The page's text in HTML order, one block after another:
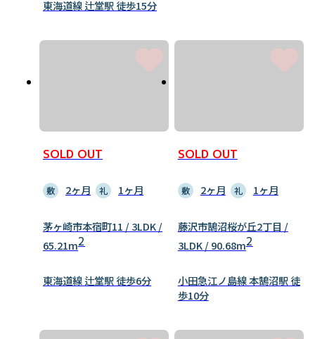
東海道線 辻堂駅 徒歩15分
SOLD OUT
敷 2ヶ月 礼 1ヶ月
茅ヶ崎市本宿町11 / 3LDK /
65.21m2
東海道線 辻堂駅 徒歩6分
SOLD OUT
敷 2ヶ月 礼 1ヶ月
藤沢市鵠沼桜が丘2丁目 /
3LDK / 90.68m2
小田急江ノ島線 本鵠沼駅 徒
歩10分